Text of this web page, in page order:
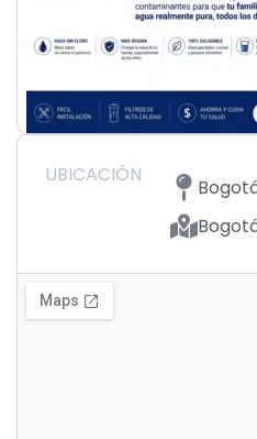
UBICACIÓN